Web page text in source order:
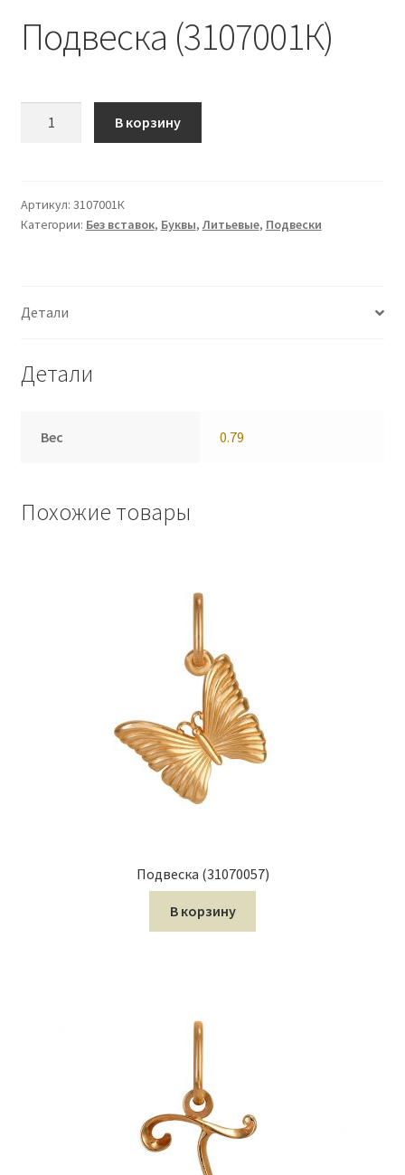
Подвеска (3107001К)
В корзину
Артикул: 3107001К
Категории: Без вставок, Буквы, Литьевые, Подвески
Детали
Детали
Вес 0.79
Похожие товары
Подвеска (31070057)
В корзину